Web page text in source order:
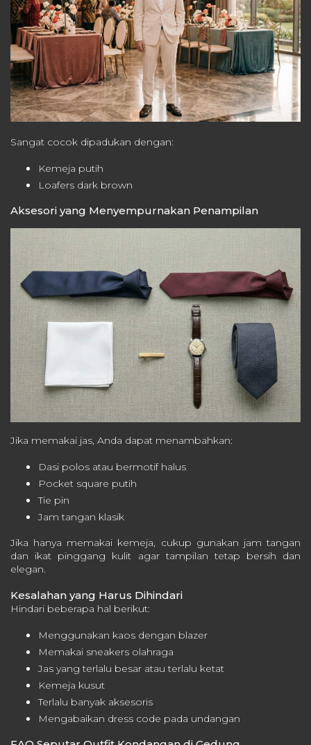
Sangat cocok dipadukan dengan:
Kemeja putih
Loafers dark brown
Aksesori yang Menyempurnakan Penampilan
Jika memakai jas, Anda dapat menambahkan:
Dasi polos atau bermotif halus
Pocket square putih
Tie pin
Jam tangan klasik
Jika hanya memakai kemeja, cukup gunakan jam tangan
dan ikat pinggang kulit agar tampilan tetap bersih dan
elegan.
Kesalahan yang Harus Dihindari
Hindari beberapa hal berikut:
Menggunakan kaos dengan blazer
Memakai sneakers olahraga
Jas yang terlalu besar atau terlalu ketat
Kemeja kusut
Terlalu banyak aksesoris
Mengabaikan dress code pada undangan